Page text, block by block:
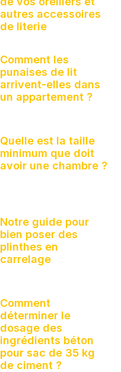
autres accessoires
de literie
Comment les
punaises de lit
arrivent-elles dans
un appartement ?
Quelle est la taille
minimum que doit
avoir une chambre ?
Notre guide pour
bien poser des
plinthes en
carrelage
Comment
déterminer le
dosage des
ingrédients béton
pour sac de 35 kg
de ciment ?